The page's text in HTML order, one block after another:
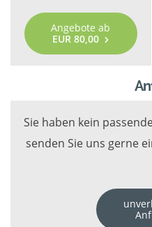
Angebote ab
EUR 80,00
Sie haben kein
senden Sie uns gerne